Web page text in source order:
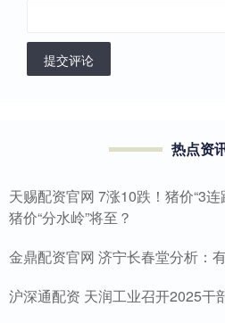
提交评论
热点资
天赐配资官网 7涨10跌！猪价“3
猪价“分水岭”将至？
金鼎配资官网 济宁长春堂分析：
沪深通配资 天润工业召开2025干